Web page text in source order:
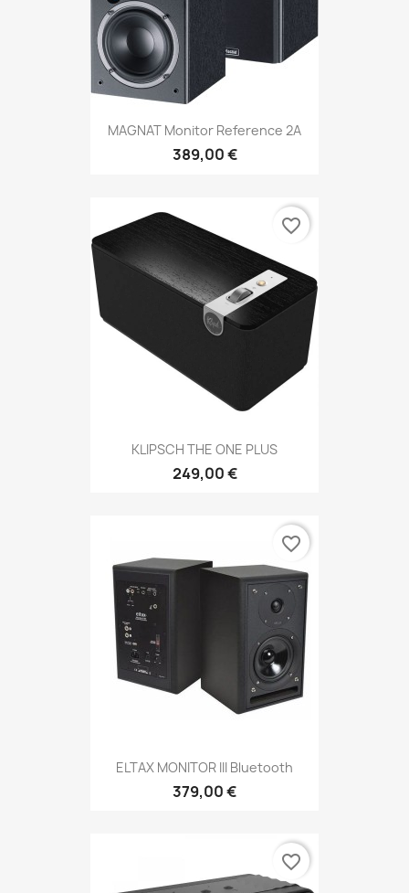
MAGNAT Monitor Reference 2A
389,00 €
KLIPSCH THE ONE PLUS
249,00 €
favorite_border
ELTAX MONITOR III Bluetooth
379,00 €
favorite_border
favorite_border